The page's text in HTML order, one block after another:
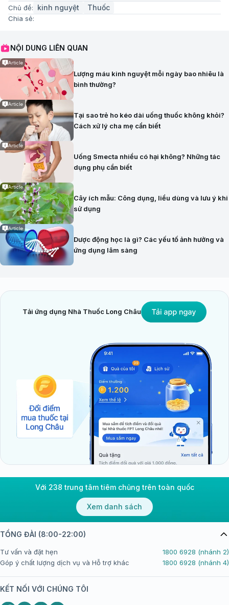
Chủ đề: kinh nguyệt Thuốc
Chia sẻ:
NỘI DUNG LIÊN QUAN
Article
Lượng máu kinh nguyệt mỗi ngày bao nhiêu là
bình thường?
Article
Tại sao trẻ ho kéo dài uống thuốc không khỏi?
Cách xử lý cha mẹ cần biết
Article
Uống Smecta nhiều có hại không? Những tác
dụng phụ cần biết
Article
Cây ích mẫu: Công dụng, liều dùng và lưu ý khi
sử dụng
Article
Dược động học là gì? Các yếu tố ảnh hưởng và
ứng dụng lâm sàng
Tải ứng dụng Nhà Thuốc Long Châu
Với 238 trung tâm tiêm chủng trên toàn quốc
Xem danh sách
TỔNG ĐÀI (8:00-22:00)
Tư vấn và đặt hẹn
1800 6928 (nhánh 2)
Góp ý chất lượng dịch vụ và Hỗ trợ khác
1800 6928 (nhánh 4)
KẾT NỐI VỚI CHÚNG TÔI